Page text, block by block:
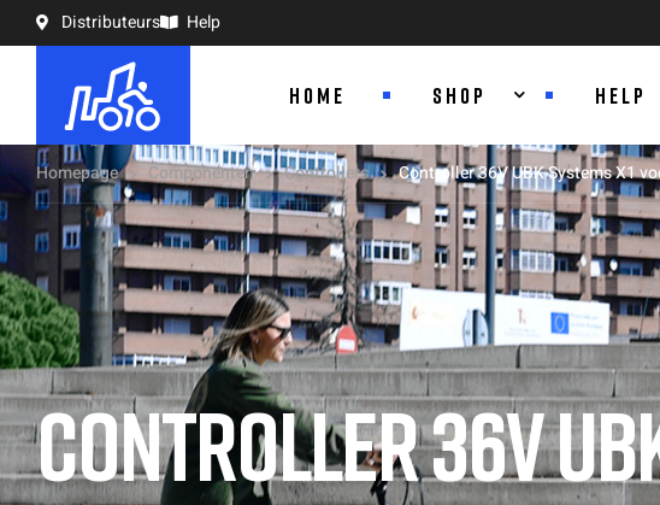
Distributeurs Help
HOME SHOP HELP
CONTROLLER 36V
Homepage Componenten Controllers Controller 36V UBK Systems X1